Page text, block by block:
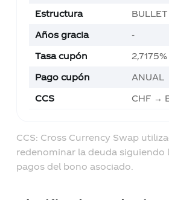
Estructura BULLET
Años gracia -
Tasa cupón 2,7175%
Pago cupón ANUAL
CCS CHF →
CCS: Cross Currency Swap
redenominar la deuda siguiendo
pagos del bono asociado.